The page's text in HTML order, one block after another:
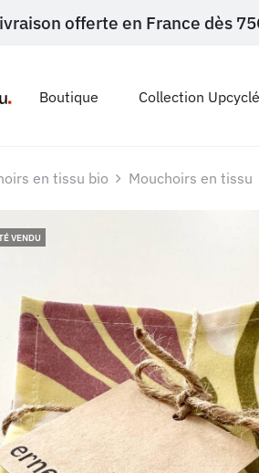
offerte en France dès
Boutique Collection
en tissu bio Mouchoirs en tissu
VENDU